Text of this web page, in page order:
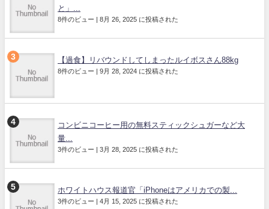
と」...
8件のビュー 8月 26, 2025 に投稿された
【過食】リバウンドしてしまったルイボスさん88kg
8件のビュー 9月 28, 2024 に投稿された
コンビニコーヒー用の無料スティックシュガーなど大
量...
3件のビュー 3月 28, 2025 に投稿された
ホワイトハウス報道官「iPhoneはアメリカでの製...
3件のビュー 4月 15, 2025 に投稿された